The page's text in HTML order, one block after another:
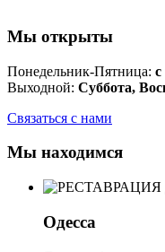
Мы открыты
Понедельник-Пятница: с
Выходной: Суббота,
Связаться с нами
Мы находимся
Одесса